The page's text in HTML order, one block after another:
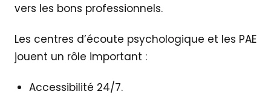
vers les bons professionnels.
Les centres d’écoute psychologique et les PAE
jouent un rôle important :
Accessibilité 24/7.